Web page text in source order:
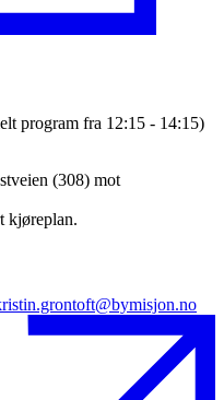
program fra 12:15 - 14:15)
(308) mot
kjøreplan.